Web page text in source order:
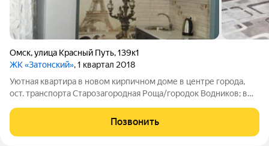
Омск,улица Красный Путь,139к1
ЖК «Затонский», 1 квартал 2018
Уютная квартира в новом кирпичном доме в центре города,
ост. транспорта Старозагородная Роща/городок Водников; в
чайник,микроволновая печь, холодильник, стиральная машина-
автомат, гладильная доска
Позвонить